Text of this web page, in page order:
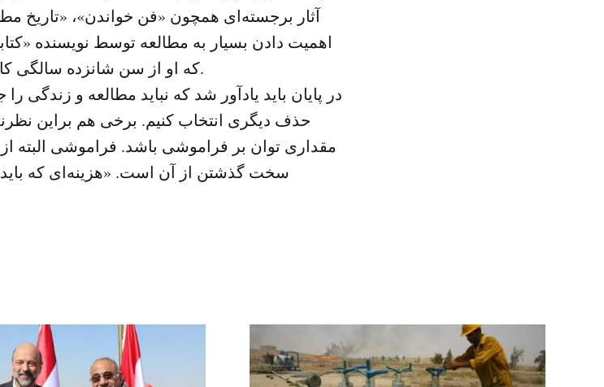
آثار برجسته‌ای همچون «فن خواندن»، «تاریخ
اهمیت دادن بسیار به مطالعه توسط نویسنده
که او از سن شانزده سالگی کارش خواندن کتاب برای بورخس بود.
در پایان باید یادآور شد که نباید مطالعه و زندگی
حذف دیگری انتخاب کنیم. برخی هم براین
مقداری توان بر فراموشی باشد. فراموشی البته
سخت گذشتن از آن است. «هزینه‌ای که باید